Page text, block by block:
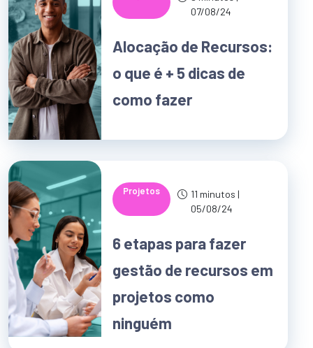
07/08/24
Alocação de Recursos:
o que é + 5 dicas de
como fazer
Projetos
11 minutos |
05/08/24
6 etapas para fazer
gestão de recursos em
projetos como
ninguém